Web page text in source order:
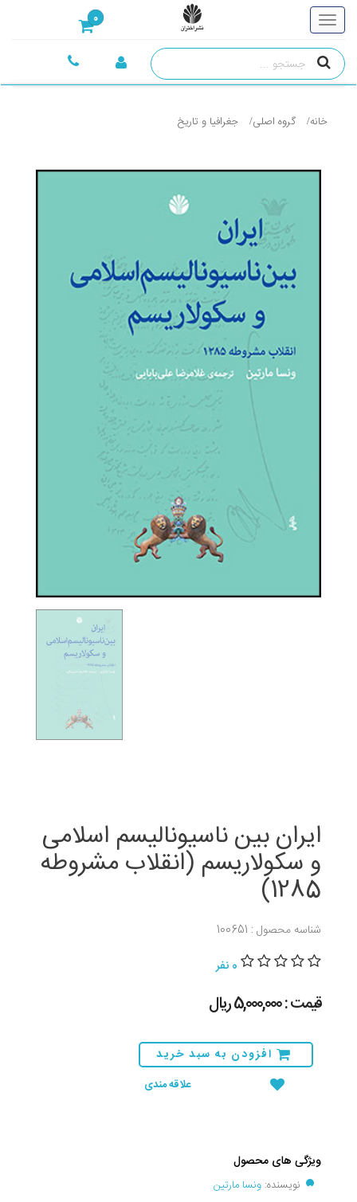
0
خانه گروه اصلی جغرافيا و تاريخ
ایران بین ناسیونالیسم اسلامی
و سکولاریسم (انقلاب مشروطه
1285)
شناسه محصول : 100651
0 نفر
قیمت : 5,000,000 ريال
افزودن به سبد خرید
علاقه مندی
ویژگی های محصول
نویسنده: ونسا مارتین